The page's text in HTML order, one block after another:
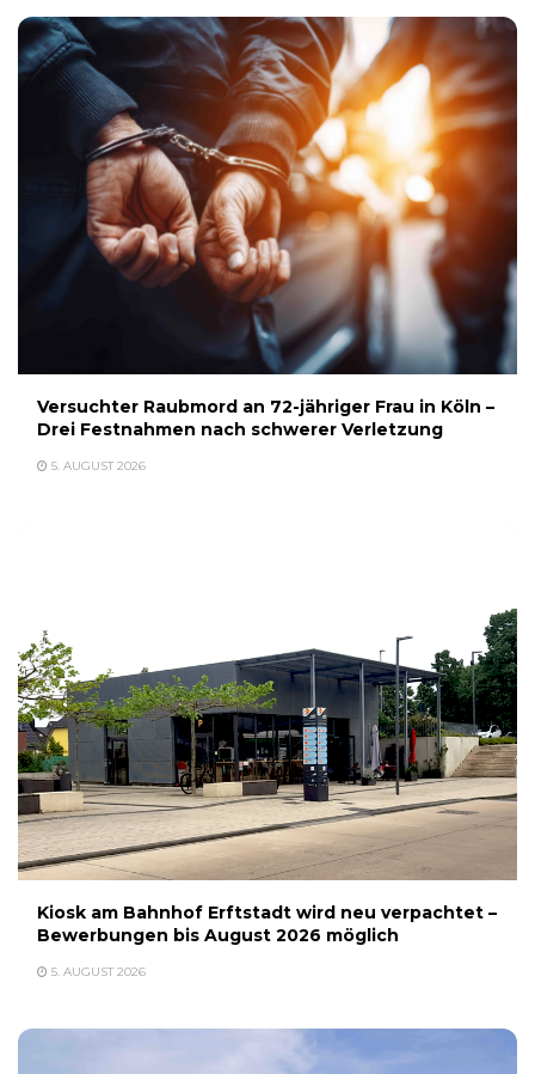
Versuchter Raubmord an 72-jähriger Frau in Köln –
Drei Festnahmen nach schwerer Verletzung
5. AUGUST 2026
Kiosk am Bahnhof Erftstadt wird neu verpachtet –
Bewerbungen bis August 2026 möglich
5. AUGUST 2026